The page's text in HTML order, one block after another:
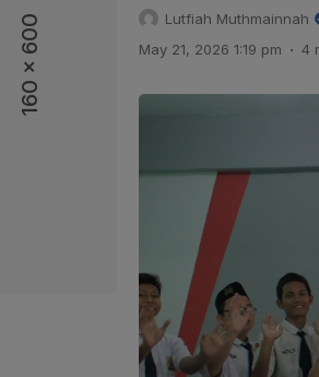
160 x 600
160 x 600
Lutfiah Muthmainnah
May 21, 2026 1:19 pm . 4